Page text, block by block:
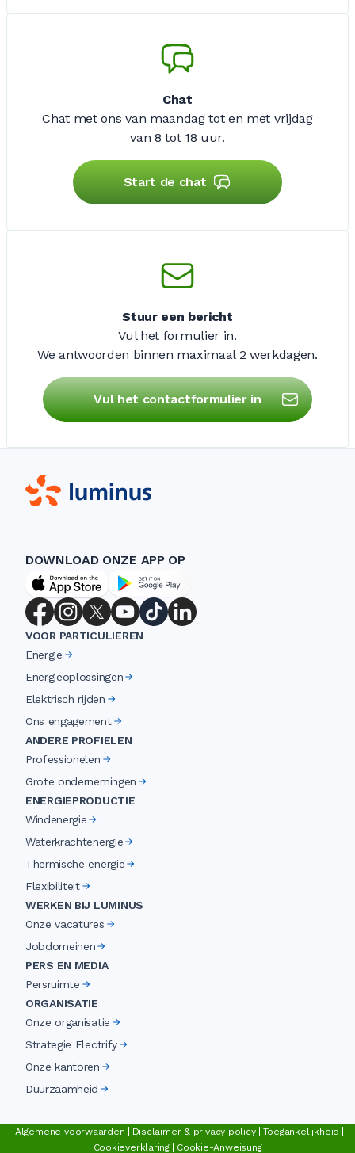
Chat
Chat met ons van maandag tot en met vrijdag
van 8 tot 18 uur.
Start de chat
Stuur een bericht
Vul het formulier in.
We antwoorden binnen maximaal 2 werkdagen.
Vul het contactformulier in
DOWNLOAD ONZE APP OP
VOOR PARTICULIEREN
Energie
Energieoplossingen
Elektrisch rijden
Ons engagement
ANDERE PROFIELEN
Professionelen
Grote ondernemingen
ENERGIEPRODUCTIE
Windenergie
Waterkrachtenergie
Thermische energie
Flexibiliteit
WERKEN BIJ LUMINUS
Onze vacatures
Jobdomeinen
PERS EN MEDIA
Persruimte
ORGANISATIE
Onze organisatie
Strategie Electrify
Onze kantoren
Duurzaamheid
Algemene voorwaarden Disclaimer & privacy policy
Toegankelijkheid
Cookieverklaring
Cookie-Anweisung